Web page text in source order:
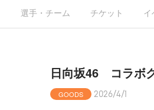
選手・チーム チケット
日向坂46 コラボ
GOODS 2026/4/1